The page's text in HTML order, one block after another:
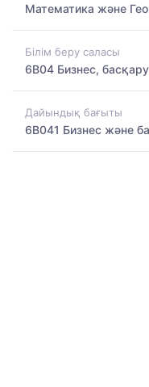
Математика және
Білім беру саласы
6B04 Бизнес,
Дайындық бағыты
6B041 Бизнес және